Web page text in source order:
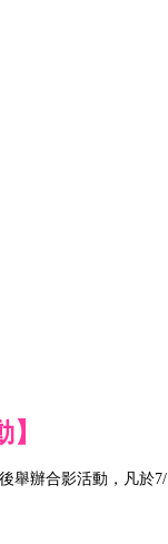
辦合影活動，凡